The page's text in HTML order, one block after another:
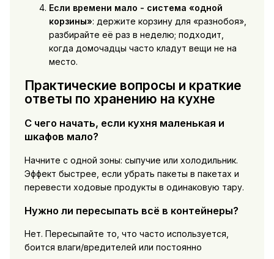
Если времени мало - система «одной
корзины»: держите корзину для «разнобоя»,
разбирайте её раз в неделю; подходит,
когда домочадцы часто кладут вещи не на
место.
Практические вопросы и краткие
ответы по хранению на кухне
С чего начать, если кухня маленькая и
шкафов мало?
Начните с одной зоны: сыпучие или холодильник.
Эффект быстрее, если убрать пакеты в пакетах и
перевести ходовые продукты в одинаковую тару.
Нужно ли пересыпать всё в контейнеры?
Нет. Пересыпайте то, что часто используется,
боится влаги/вредителей или постоянно